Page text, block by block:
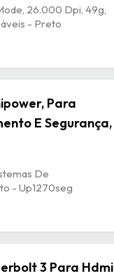
26.000 Dpi, 49g,
- Preto
Para
E Segurança,
De
- Up1270seg
3 Para Hdmi